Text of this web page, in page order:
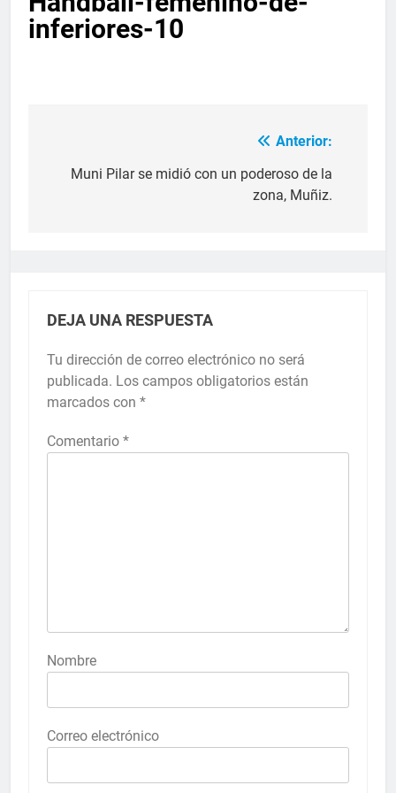
inferiores-10
Anterior:
Muni Pilar se midió con un poderoso de la
zona, Muñiz.
DEJA UNA RESPUESTA
Tu dirección de correo electrónico no será
publicada. Los campos obligatorios están
marcados con *
Comentario *
Nombre
Correo electrónico